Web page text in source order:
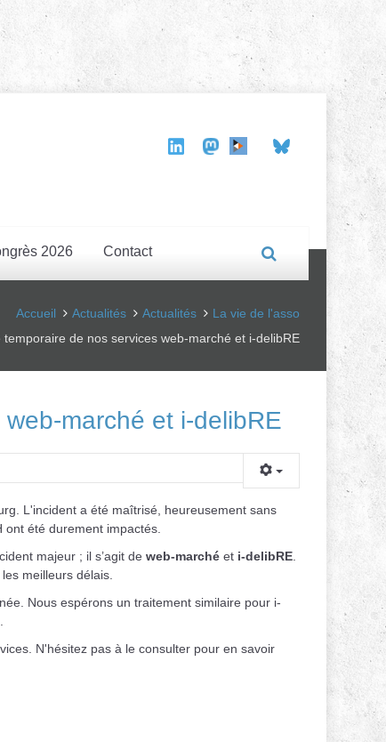
2026 Contact
Accueil Actualités Actualités
La vie de l'asso
temporaire de nos services web-marché et i-delibRE
marché et i-delibRE
L'incident a été maîtrisé, heureusement sans
été durement impactés.
majeur ; il s’agit de web-marchéet i-delibRE.
meilleurs délais.
Nous espérons un traitement similaire pour i-
N'hésitez pas à le consulter pour en savoir